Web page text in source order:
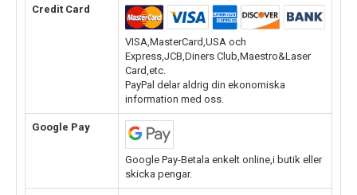
Credit Card
VISA,MasterCard,USA och
Express,JCB,Diners Club,Maestro&Laser
Card,etc.
PayPal delar aldrig din ekonomiska
information med oss.
Google Pay
Google Pay-Betala enkelt online,i butik eller
skicka pengar.